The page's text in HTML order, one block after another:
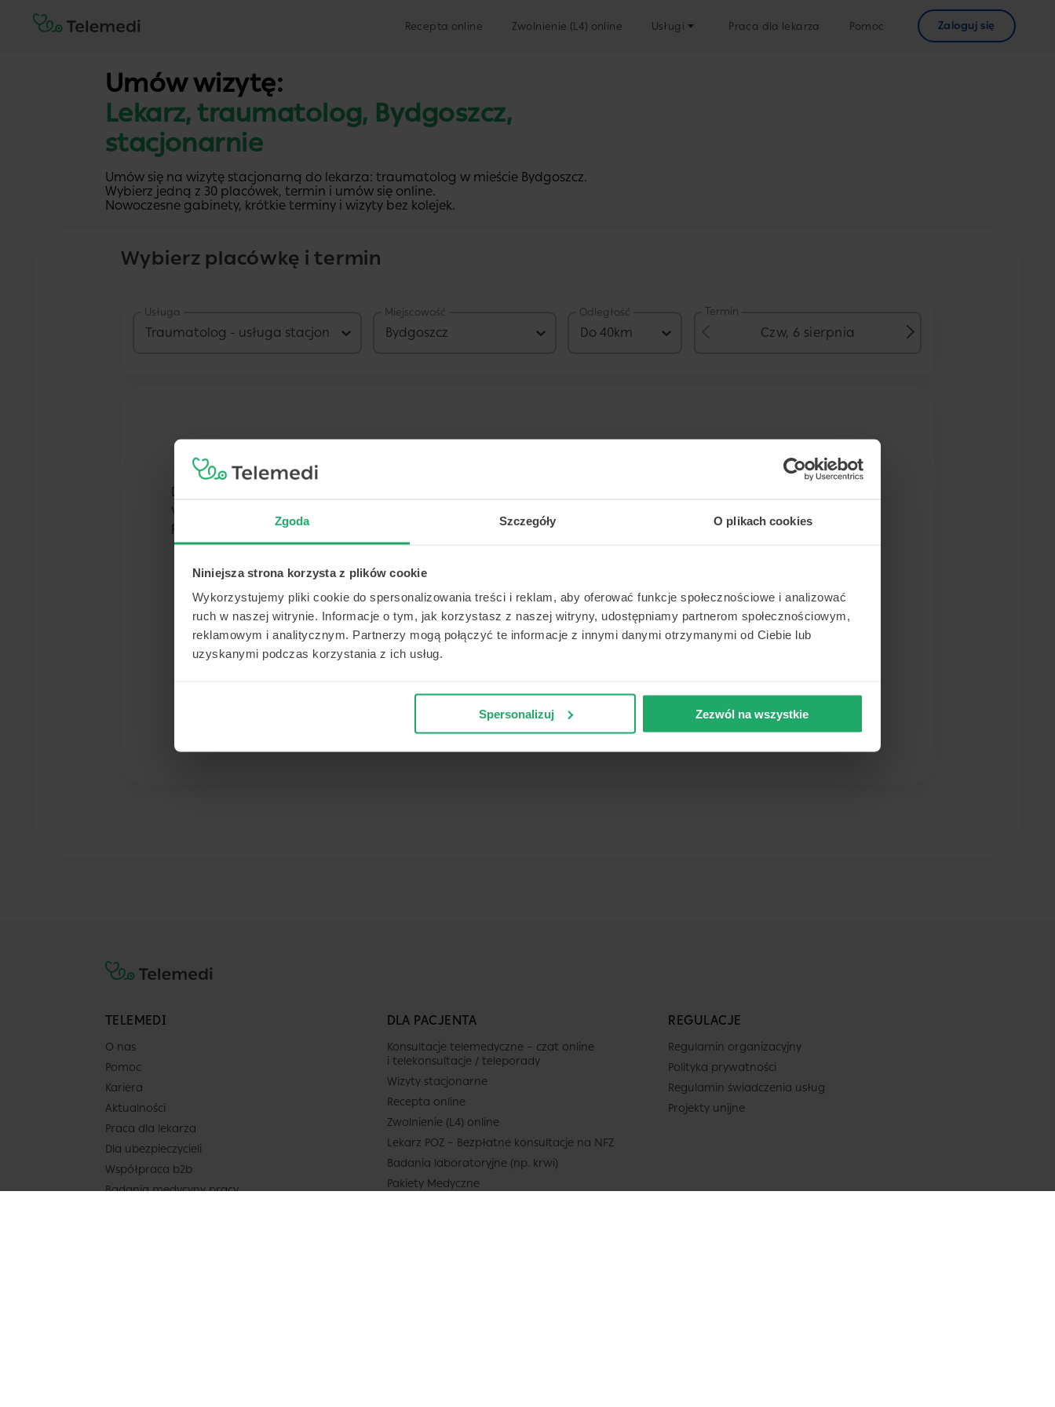
Zgoda Szczegóły O plikach cookies
Niniejsza strona korzysta z plików cookie
Wykorzystujemy pliki cookie do spersonalizowania treści i reklam, aby oferować funkcje społecznościowe i analizować
ruch w naszej witrynie. Informacje o tym, jak korzystasz z naszej witryny, udostępniamy partnerom społecznościowym,
reklamowym i analitycznym. Partnerzy mogą połączyć te informacje z innymi danymi otrzymanymi od Ciebie lub
uzyskanymi podczas korzystania z ich usług.
Spersonalizuj Zezwól na wszystkie
Recepta online Zwolnienie (L4) online Usługi Praca dla lekarza Pomoc Zaloguj się
Umów wizytę:
Lekarz, traumatolog, Bydgoszcz,
stacjonarnie
Umów się na wizytę stacjonarną do lekarza: traumatolog w mieście Bydgoszcz.
Wybierz jedną z 30 placówek, termin i umów się online.
Nowoczesne gabinety, krótkie terminy i wizyty bez kolejek.
Wybierz placówkę i termin
Usługa
Traumatolog - usługa stacjonarna 289 PLN
Miejscowość
Bydgoszcz
Odległość
Do 40km
Termin
Czw, 6 sierpnia
Dla podanych kryteriów wyszukiwania nie znaleźliśmy placówek w obrębie 40 km. Spróbuj zmienić kryteria
wyszukiwania (np. wprowadź inne miasto) żeby ponowić wyszukiwanie.
placówek - zadzwoń do nas, pomożemy:
+48223574949.
TELEMEDI
O nas
Pomoc
Kariera
Aktualności
Praca dla lekarza
Dla ubezpieczycieli
Współpraca b2b
Badania medycyny pracy
DLA PACJENTA
Konsultacje telemedyczne – czat online
i telekonsultacje / teleporady
Wizyty stacjonarne
Recepta online
Zwolnienie (L4) online
Lekarz POZ – Bezpłatne konsultacje na NFZ
Badania laboratoryjne (np. krwi)
Pakiety Medyczne
REGULACJE
Regulamin organizacyjny
Polityka prywatności
Regulamin świadczenia usług
Projekty unijne